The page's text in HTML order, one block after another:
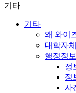
기타
기타
왜 와이
대학자
행정정
정
정
사